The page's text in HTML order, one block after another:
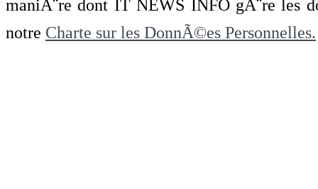
maniÃ¨re dont IT NEWS INFO gÃ¨re les
notre Charte sur les DonnÃ©es Personnelles.